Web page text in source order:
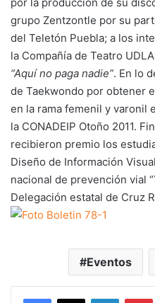
grupo Zentzontle por su
del Teletón Puebla; a los
la Compañía de Teatro
“Aquí no paga nadie”. En lo
de Taekwondo por obtener
en la rama femenil y varonil
la CONADEIP Otoño 2011.
recibieron premio los
Diseño de Información
nacional de prevención vial
Delegación estatal de Cruz
Eventos
LinkedIn